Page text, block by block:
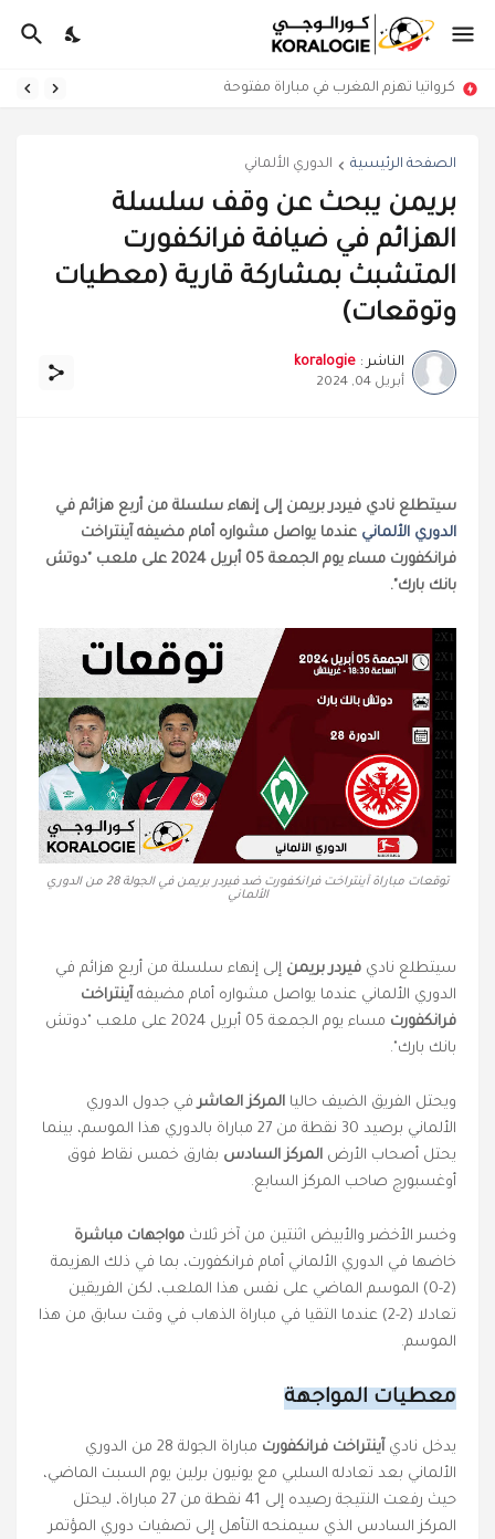
كرواتيا تهزم المغرب في مباراة مفتوحة
الصفحة الرئيسية الدوري الألماني
بريمن يبحث عن وقف سلسلة
الهزائم في ضيافة فرانكفورت
المتشبث بمشاركة قارية (معطيات
وتوقعات)
الناشر : koralogie
أبريل 04, 2024
سيتطلع نادي فيردر بريمن إلى إنهاء سلسلة من أربع هزائم في
الدوري الألماني عندما يواصل مشواره أمام مضيفه آينتراخت
فرانكفورت مساء يوم الجمعة 05 أبريل 2024 على ملعب "دوتش
بانك بارك".
توقعات مباراة آينتراخت فرانكفورت ضد فيردر بريمن في الجولة 28 من الدوري
الألماني
سيتطلع نادي فيردر بريمن إلى إنهاء سلسلة من أربع هزائم في
الدوري الألماني عندما يواصل مشواره أمام مضيفه آينتراخت
فرانكفورت
مساء يوم الجمعة 05 أبريل 2024 على ملعب "دوتش
بانك بارك".
ويحتل الفريق الضيف حاليا المركز العاشرفي جدول الدوري
الألماني برصيد 30 نقطة من 27 مباراة بالدوري هذا الموسم، بينما
يحتل أصحاب الأرض المركز السادس بفارق خمس نقاط فوق
أوغسبورج صاحب المركز السابع.
وخسر الأخضر والأبيض اثنتين من آخر ثلاث مواجهات مباشرة
خاضها في الدوري الألماني أمام فرانكفورت، بما في ذلك الهزيمة
(2-0) الموسم الماضي على نفس هذا الملعب، لكن الفريقين
تعادلا (2-2) عندما التقيا في مباراة الذهاب في وقت سابق من هذا
الموسم.
معطيات المواجهة
يدخل نادي آينتراخت فرانكفورت
مباراة الجولة 28 من الدوري
الألماني بعد تعادله السلبي مع يونيون برلين يوم السبت الماضي،
حيث رفعت النتيجة رصيده إلى 41 نقطة من 27 مباراة، ليحتل
المركز السادس الذي سيمنحه التأهل إلى تصفيات دوري المؤتمر